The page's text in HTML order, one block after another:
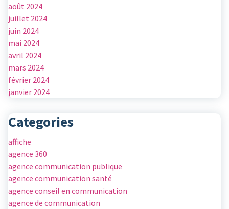
août 2024
juillet 2024
juin 2024
mai 2024
avril 2024
mars 2024
février 2024
janvier 2024
Categories
affiche
agence 360
agence communication publique
agence communication santé
agence conseil en communication
agence de communication